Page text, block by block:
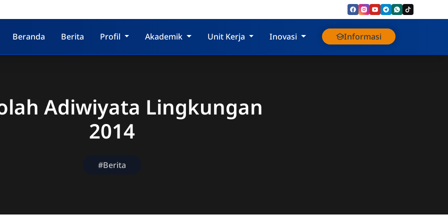
Beranda Berita Profil Akademik Unit Kerja Inovasi Informasi
Adiwiyata Lingkungan
2014
#Berita